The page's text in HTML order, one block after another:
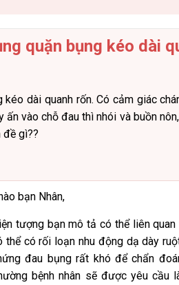
quặn bụng kéo dài
kéo dài quanh rốn. Có cảm giác
ấn vào chỗ đau thì nhói và buồn
đề gì??
bạn Nhân,
tượng bạn mô tả có thể liên
thể có rối loạn nhu động dạ dày
đau bụng rất khó để chẩn
bệnh nhân sẽ được yêu cầu